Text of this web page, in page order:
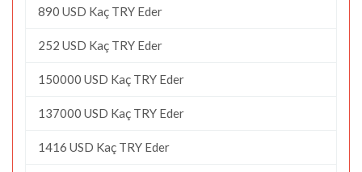
890 USD Kaç TRY Eder
252 USD Kaç TRY Eder
150000 USD Kaç TRY Eder
137000 USD Kaç TRY Eder
1416 USD Kaç TRY Eder